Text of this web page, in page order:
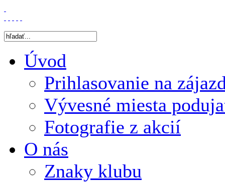
Úvod
Prihlasovanie na
Vývesné miesta
Fotografie z akcií
O nás
Znaky klubu